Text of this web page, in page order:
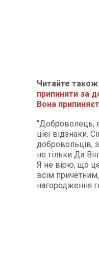
Читайте також:
припинити за
Вона
“Доброволець,
цієї відзнаки.
добровольців,
не тільки Да
Я не вірю, що
всім
нагородження